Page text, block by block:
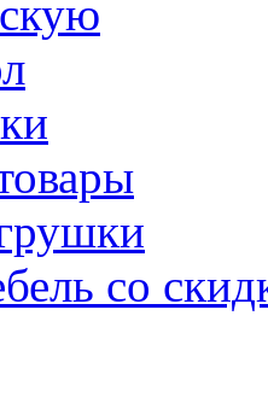
со